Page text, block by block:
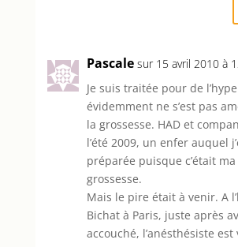
Pascale sur 15 avril 2010 à
Je suis traitée pour de
évidemment ne s’est pas
la grossesse. HAD et
l’été 2009, un enfer auquel
préparée puisque c’était
grossesse.
Mais le pire était à venir. A
Bichat à Paris, juste après
accouché, l’anésthésiste est